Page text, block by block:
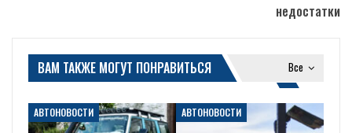
недостатки
Все
ВАМ ТАКЖЕ МОГУТ ПОНРАВИТЬСЯ
АВТОНОВОСТИ АВТОНОВОСТИ